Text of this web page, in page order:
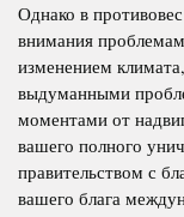
Однако в
внимания
изменением
выдуманными
моментами от
вашего полного
правительством с
вашего блага